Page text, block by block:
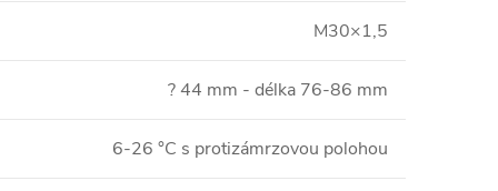
M30×1,5
? 44 mm - délka 76-86 mm
6-26 °C s protizámrzovou polohou